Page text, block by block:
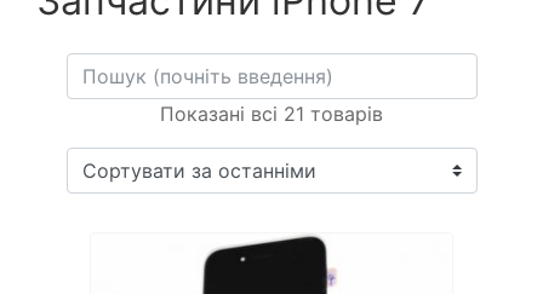
Показані всі 21 товарів